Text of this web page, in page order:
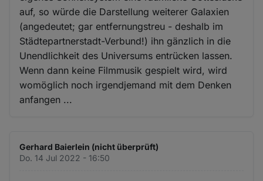
auf, so würde die Darstellung weiterer Galaxien
(angedeutet; gar entfernungstreu - deshalb im
Städtepartnerstadt-Verbund!) ihn gänzlich in die
Unendlichkeit des Universums entrücken lassen.
Wenn dann keine Filmmusik gespielt wird, wird
womöglich noch irgendjemand mit dem Denken
anfangen ...
Gerhard Baierlein (nicht überprüft)
Do. 14 Jul 2022 - 16:50